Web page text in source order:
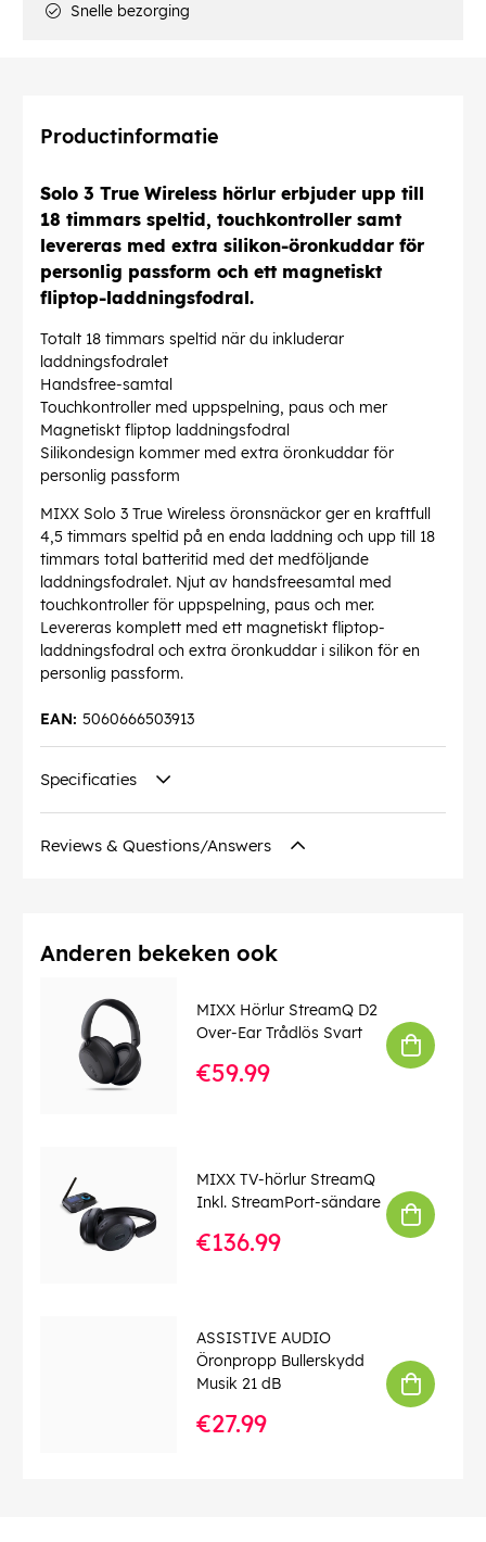
Snelle bezorging
Productinformatie
Solo 3 True Wireless hörlur erbjuder upp till
18 timmars speltid, touchkontroller samt
levereras med extra silikon-öronkuddar för
personlig passform och ett magnetiskt
fliptop-laddningsfodral.
Totalt 18 timmars speltid när du inkluderar
laddningsfodralet
Handsfree-samtal
Touchkontroller med uppspelning, paus och mer
Magnetiskt fliptop laddningsfodral
Silikondesign kommer med extra öronkuddar för
personlig passform
MIXX Solo 3 True Wireless öronsnäckor ger en kraftfull
4,5 timmars speltid på en enda laddning och upp till 18
timmars total batteritid med det medföljande
laddningsfodralet. Njut av handsfreesamtal med
touchkontroller för uppspelning, paus och mer.
Levereras komplett med ett magnetiskt fliptop-
laddningsfodral och extra öronkuddar i silikon för en
personlig passform.
5060666503913
EAN:
Specificaties
Reviews & Questions/Answers
Anderen bekeken ook
MIXX Hörlur StreamQ D2
Over-Ear Trådlös Svart
€59.99
MIXX TV-hörlur StreamQ
Inkl. StreamPort-sändare
€136.99
ASSISTIVE AUDIO
Öronpropp Bullerskydd
Musik 21 dB
€27.99